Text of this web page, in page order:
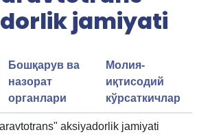
jamiyati
Бошқарув ва
назорат
органлари
Молия-
иқтисодий
кўрсаткичлар
aksiyadorlik jamiyati